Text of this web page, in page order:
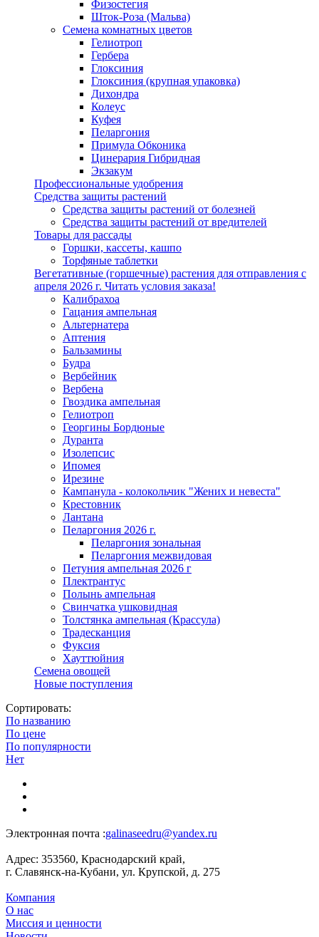
Физостегия
Шток-Роза (Мальва)
Семена комнатных цветов
Гелиотроп
Гербера
Глоксиния
Глоксиния (крупная упаковка)
Дихондра
Колеус
Куфея
Пеларгония
Примула Обконика
Цинерария Гибридная
Экзакум
Профессиональные удобрения
Средства защиты растений
Средства защиты растений от болезней
Средства защиты растений от вредителей
Товары для рассады
Горшки, кассеты, кашпо
Торфяные таблетки
Вегетативные (горшечные) растения для отправления с
апреля 2026 г. Читать условия заказа!
Калибрахоа
Гацания ампельная
Альтернатера
Аптения
Бальзамины
Будра
Вербейник
Вербена
Гвоздика ампельная
Гелиотроп
Георгины Бордюные
Дуранта
Изолепсис
Ипомея
Ирезине
Кампанула - колокольчик "Жених и невеста"
Крестовник
Лантана
Пеларгония 2026 г.
Пеларгония зональная
Пеларгония межвидовая
Петуния ампельная 2026 г
Плектрантус
Полынь ампельная
Свинчатка ушковидная
Толстянка ампельная (Крассула)
Традесканция
Фуксия
Хауттюйния
Семена овощей
Новые поступления
Сортировать:
По названию
По цене
По популярности
Нет
Электронная почта :galinaseedru@yandex.ru
Адрес: 353560, Краснодарский край,
г. Славянск-на-Кубани, ул. Крупской, д. 275
Компания
О нас
Миссия и ценности